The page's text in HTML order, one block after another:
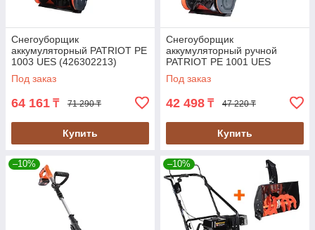
Снегоуборщик
аккумуляторный PATRIOT PE
1003 UES (426302213)
Под заказ
64 161 ₸ 71 290 ₸
Купить
Снегоуборщик
аккумуляторный ручной
PATRIOT PE 1001 UES
(426302214)
Под заказ
42 498 ₸ 47 220 ₸
Купить
–10% –10%